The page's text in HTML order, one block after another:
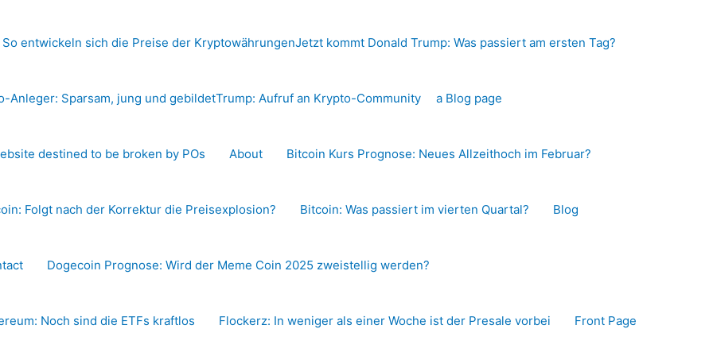
So entwickeln sich die Preise der KryptowährungenJetzt kommt Donald Trump: Was passiert am ersten Tag?
Anleger: Sparsam, jung und gebildetTrump: Aufruf an Krypto-Community a Blog page
destined to be broken by POs About Bitcoin Kurs Prognose: Neues Allzeithoch im Februar?
Folgt nach der Korrektur die Preisexplosion? Bitcoin: Was passiert im vierten Quartal? Blog
Dogecoin Prognose: Wird der Meme Coin 2025 zweistellig werden?
Noch sind die ETFs kraftlos Flockerz: In weniger als einer Woche ist der Presale vorbei Front Page